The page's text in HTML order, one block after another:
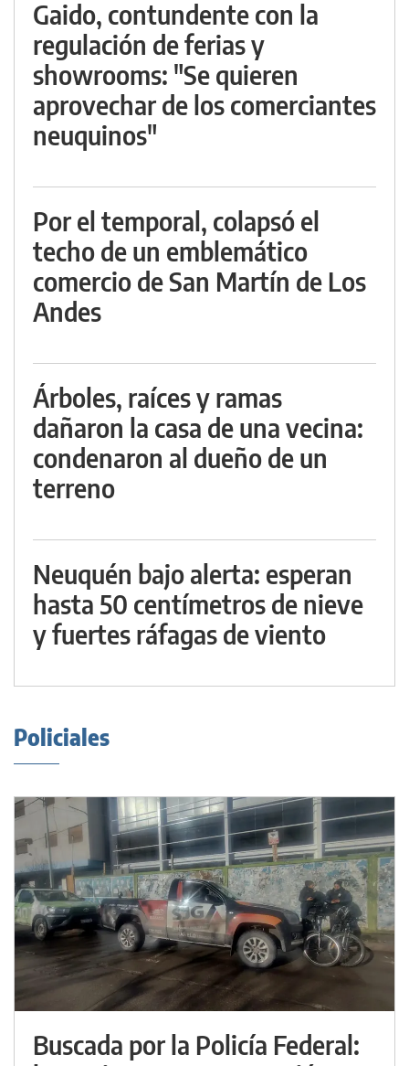
Gaido, contundente con la
regulación de ferias y
showrooms: "Se quieren
aprovechar de los comerciantes
neuquinos"
Por el temporal, colapsó el
techo de un emblemático
comercio de San Martín de Los
Andes
Árboles, raíces y ramas
dañaron la casa de una vecina:
condenaron al dueño de un
terreno
Neuquén bajo alerta: esperan
hasta 50 centímetros de nieve
y fuertes ráfagas de viento
Policiales
Buscada por la Policía Federal: